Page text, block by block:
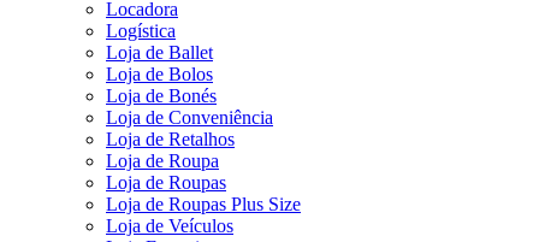
Locadora
Logística
Loja de Ballet
Loja de Bolos
Loja de Bonés
Loja de Conveniência
Loja de Retalhos
Loja de Roupa
Loja de Roupas
Loja de Roupas Plus Size
Loja de Veículos